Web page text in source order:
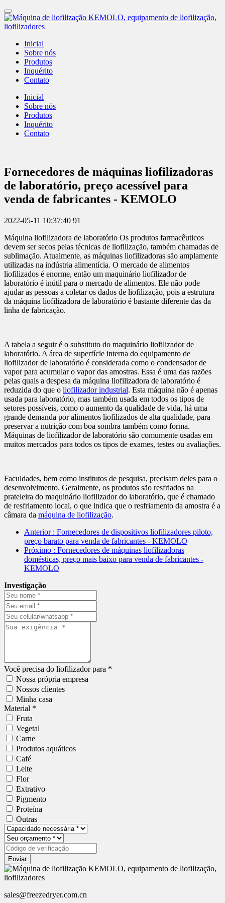
Inicial
Sobre nós
Produtos
Inquérito
Contato
Inicial
Sobre nós
Produtos
Inquérito
Contato
Fornecedores de máquinas liofilizadoras
de laboratório, preço acessível para
venda de fabricantes - KEMOLO
2022-05-11 10:37:40 91
Máquina liofilizadora de laboratório Os produtos farmacêuticos
devem ser secos pelas técnicas de liofilização, também chamadas de
sublimação. Atualmente, as máquinas liofilizadoras são amplamente
utilizadas na indústria alimentícia. O mercado de alimentos
liofilizados é enorme, então um maquinário liofilizador de
laboratório é inútil para o mercado de alimentos. Ele não pode
ajudar as pessoas a coletar os dados de liofilização, pois a estrutura
da máquina liofilizadora de laboratório é bastante diferente das da
linha de fabricação.
A tabela a seguir é o substituto do maquinário liofilizador de
laboratório. A área de superfície interna do equipamento de
liofilizador de laboratório é considerada como o condensador de
vapor para acumular o vapor das amostras. Essa é uma das razões
pelas quais a despesa da máquina liofilizadora de laboratório é
reduzida do que o liofilizador industrial. Esta máquina não é apenas
usada para laboratório, mas também usada em todos os tipos de
setores possíveis, como o aumento da qualidade de vida, há uma
grande demanda por alimentos liofilizados de alta qualidade, para
preservar a nutrição com boa sombra também como forma.
Máquinas de liofilizador de laboratório são comumente usadas em
muitos mercados para todos os tipos de exames, testes ou avaliações.
Faculdades, bem como institutos de pesquisa, precisam deles para o
desenvolvimento. Geralmente, os produtos são resfriados na
prateleira do maquinário liofilizador do laboratório, que é chamado
de resfriamento local, o que indica que o resfriamento da amostra é a
câmara da máquina de liofilização.
Anterior : Fornecedores de dispositivos liofilizadores piloto,
preço barato para venda de fabricantes - KEMOLO
Próximo : Fornecedores de máquinas liofilizadoras
domésticas, preço mais baixo para venda de fabricantes -
KEMOLO
Investigação
Você precisa do liofilizador para *
Nossa própria empresa
Nossos clientes
Minha casa
Material *
Fruta
Vegetal
Carne
Produtos aquáticos
Café
Leite
Flor
Extrativo
Pigmento
Proteína
Outras
Enviar
sales@freezedryer.com.cn